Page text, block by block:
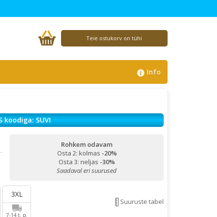
Teie ostukorv on tühi
Info
koodiga: SUVI
Rohkem odavam
Osta 2: kolmas -20%
Osta 3: neljas -30%
Saadaval eri suurused
Suuruste tabel
3XL
7-14 t. p.